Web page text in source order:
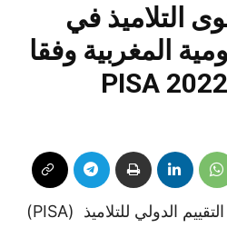
التلاميذ في
المغربية وفقا
أفادت نتائج مسح برنامج التقييم الدولي للتلاميذ (PISA)